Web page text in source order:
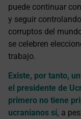
puede continuar
y seguir
corruptos del
se celebren
trabajo.
Existe, por tanto,
el presidente de
primero no tiene
ucranianos sí, a